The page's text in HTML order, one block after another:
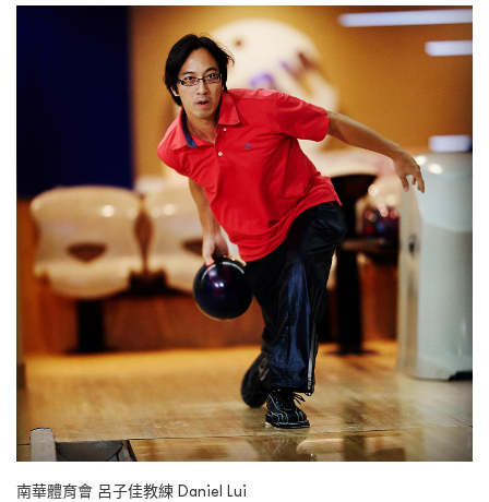
南華體育會 呂子佳教練 Daniel Lui